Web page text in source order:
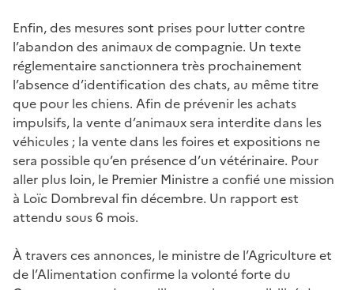
Enfin, des mesures sont prises pour lutter contre
l’abandon des animaux de compagnie. Un texte
réglementaire sanctionnera très prochainement
l’absence d’identification des chats, au même titre
que pour les chiens. Afin de prévenir les achats
impulsifs, la vente d’animaux sera interdite dans les
véhicules ; la vente dans les foires et expositions ne
sera possible qu’en présence d’un vétérinaire. Pour
aller plus loin, le Premier Ministre a confié une mission
à Loïc Dombreval fin décembre. Un rapport est
attendu sous 6 mois.
À travers ces annonces, le ministre de l’Agriculture et
de l’Alimentation confirme la volonté forte du